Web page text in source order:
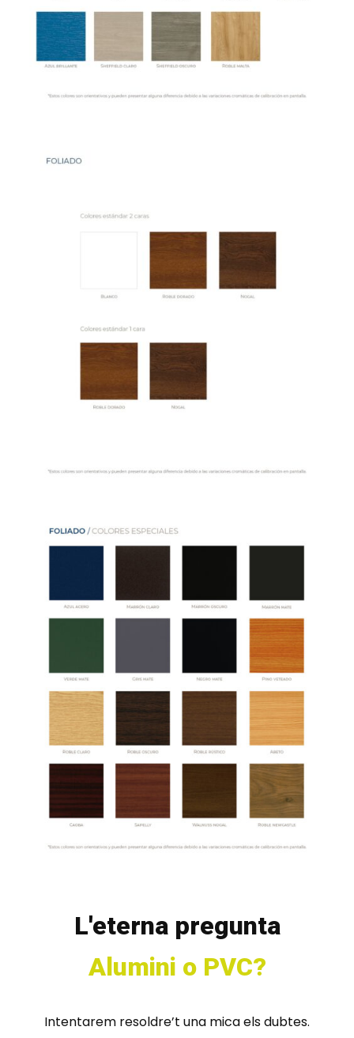
L'eterna pregunta
Alumini o PVC?
Intentarem resoldre’t una mica els dubtes.